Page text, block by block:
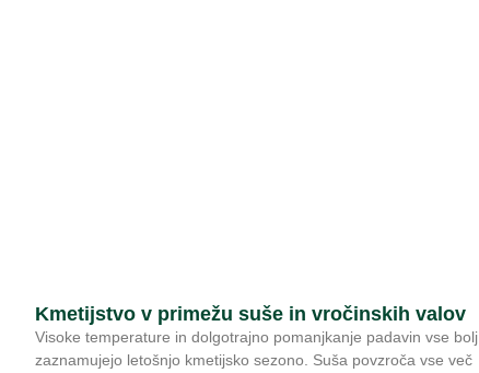
Kmetijstvo v primežu suše in vročinskih valov
Visoke temperature in dolgotrajno pomanjkanje padavin vse bolj
zaznamujejo letošnjo kmetijsko sezono. Suša povzroča vse več